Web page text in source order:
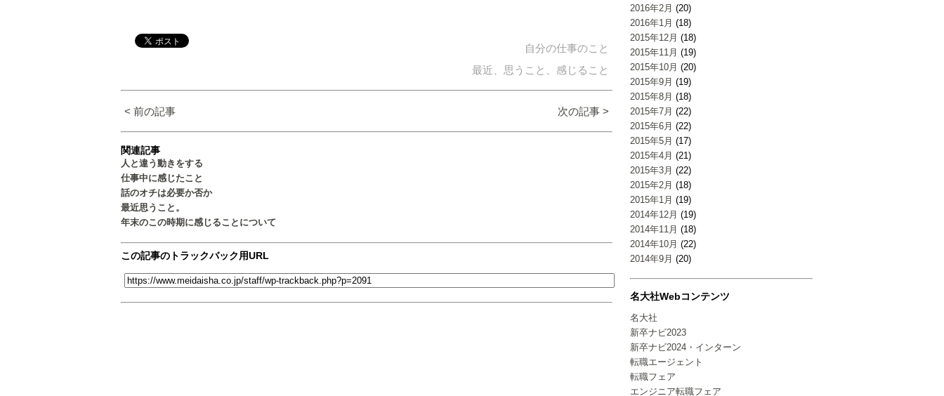
2016年2月 (20)
2016年1月 (18)
2015年12月 (18)
2015年11月 (19)
2015年10月 (20)
2015年9月 (19)
2015年8月 (18)
2015年7月 (22)
2015年6月 (22)
2015年5月 (17)
2015年4月 (21)
2015年3月 (22)
2015年2月 (18)
2015年1月 (19)
2014年12月 (19)
2014年11月 (18)
2014年10月 (22)
2014年9月 (20)
名大社Webコンテンツ
名大社
新卒ナビ2023
新卒ナビ2024・インターン
転職エージェント
転職フェア
エンジニア転職フェア
自分の仕事のこと
最近、思うこと、感じること
< 前の記事 次の記事 >
関連記事
人と違う動きをする
仕事中に感じたこと
話のオチは必要か否か
最近思うこと。
年末のこの時期に感じることについて
この記事のトラックバック用URL